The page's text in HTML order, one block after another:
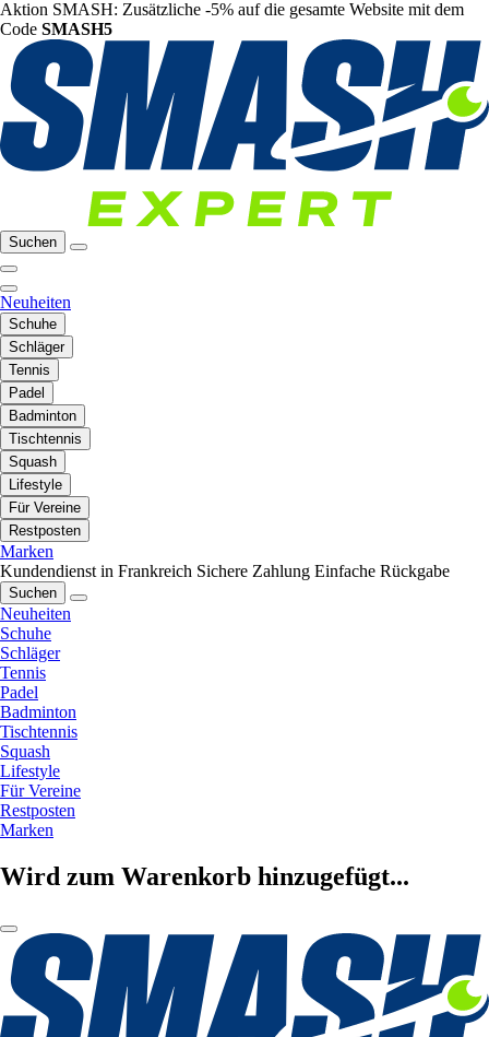
Aktion SMASH: Zusätzliche -5% auf die gesamte Website mit dem
Code SMASH5
Suchen
Neuheiten
Schuhe
Schläger
Tennis
Padel
Badminton
Tischtennis
Squash
Lifestyle
Für Vereine
Restposten
Marken
Kundendienst in Frankreich Sichere Zahlung Einfache Rückgabe
Suchen
Neuheiten
Schuhe
Schläger
Tennis
Padel
Badminton
Tischtennis
Squash
Lifestyle
Für Vereine
Restposten
Marken
Wird zum Warenkorb hinzugefügt...